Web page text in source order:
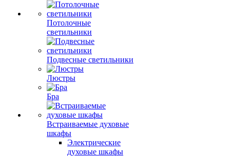
Потолочные
светильники
Подвесные светильники
Люстры
Бра
Встраиваемые духовые
шкафы
Электрические
духовые шкафы